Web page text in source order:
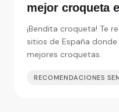
mejor croqueta
¡Bendita croqueta! Te
sitios de España
mejores croquetas.
RECOMENDACIONES